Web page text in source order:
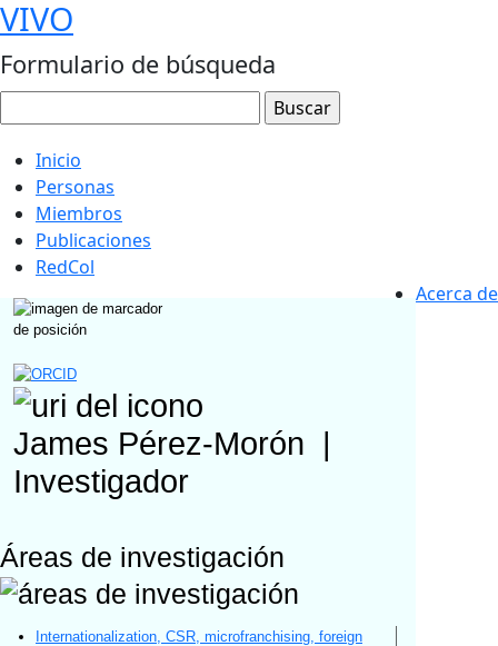
VIVO
Formulario de búsqueda
Inicio
Personas
Miembros
Publicaciones
RedCol
Acerca de
James Pérez-Morón
Investigador
Áreas de investigación
Internationalization, CSR, microfranchising, foreign